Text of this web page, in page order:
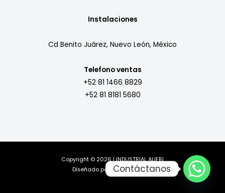
Instalaciones
Cd Benito Juárez, Nuevo León, México
Telefono ventas
+52 81 1466 8829
+52 81 8181 5680
Copyright © 2026 | INDUSTRIAL ALIFRI
Diseñado por
MillaComputer
Contáctanos